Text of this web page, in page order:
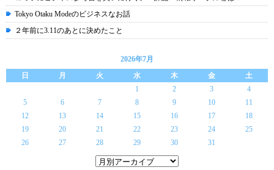
Tokyo Otaku Modeのビジネスなお話
２年前に3.11のあとに決めたこと
2026年7月
日
月 火 水 木 金
土
1
2 3
4
5
6 7 8 9 10
11
12
13 14 15 16 17
18
19
20 21 22 23 24
25
26
27 28 29 30 31